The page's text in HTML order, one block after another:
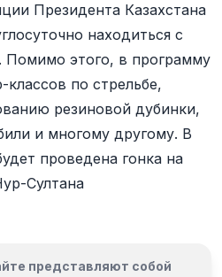
Президента Казахстана
находиться с
Помимо этого, в программу
по стрельбе,
резиновой дубинки,
и многому другому. В
проведена гонка на
Султана
представляют собой